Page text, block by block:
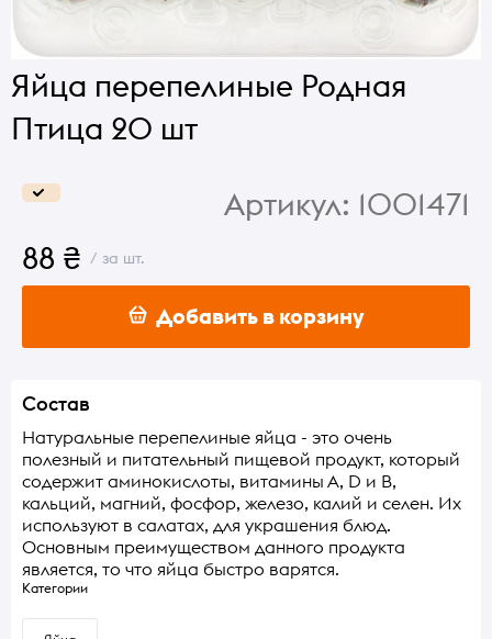
Яйца перепелиные Родная
Птица 20 шт
Артикул: 1001471
88 ₴ / за шт.
Добавить в корзину
Состав
Натуральные перепелиные яйца - это очень
полезный и питательный пищевой продукт, который
содержит аминокислоты, витамины А, D и В,
кальций, магний, фосфор, железо, калий и селен. Их
используют в салатах, для украшения блюд.
Основным преимуществом данного продукта
является, то что яйца быстро варятся.
Категории